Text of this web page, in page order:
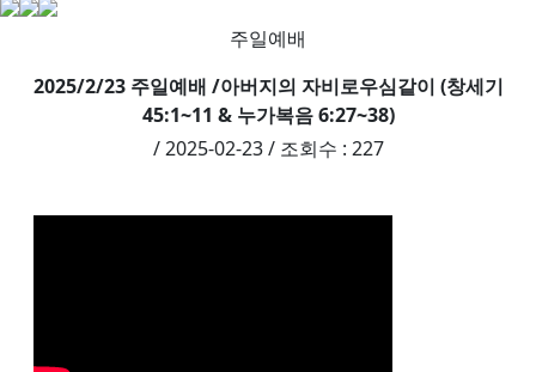
주일예배
2025/2/23 주일예배 /아버지의 자비로우심같이 (창세기
45:1~11 & 누가복음 6:27~38)
/ 2025-02-23 / 조회수 : 227